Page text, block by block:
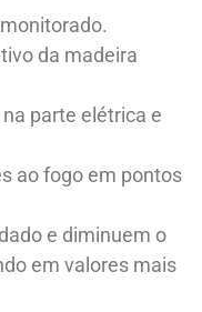
da madeira
parte elétrica e
ao fogo em pontos
e diminuem o
em valores mais